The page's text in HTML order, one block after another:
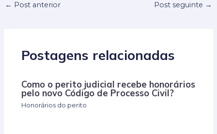
← Post anterior Post seguinte →
Postagens relacionadas
Como o perito judicial recebe honorários
pelo novo Código de Processo Civil?
Honorários do perito